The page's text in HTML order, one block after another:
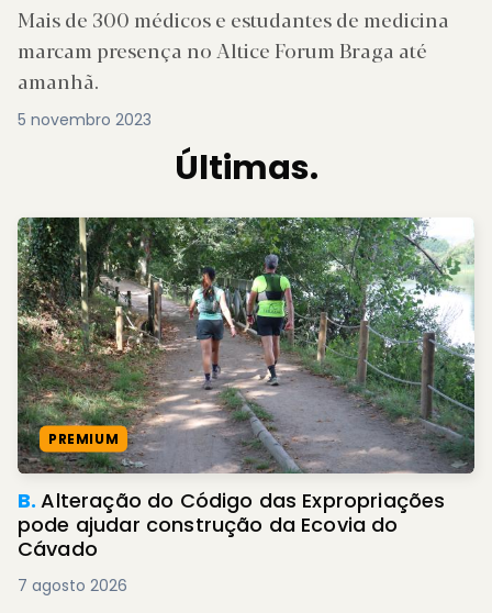
Mais de 300 médicos e estudantes de medicina
marcam presença no Altice Forum Braga até
amanhã.
5 novembro 2023
Últimas.
PREMIUM
B.Alteração do Código das Expropriações
pode ajudar construção da Ecovia do
Cávado
7 agosto 2026